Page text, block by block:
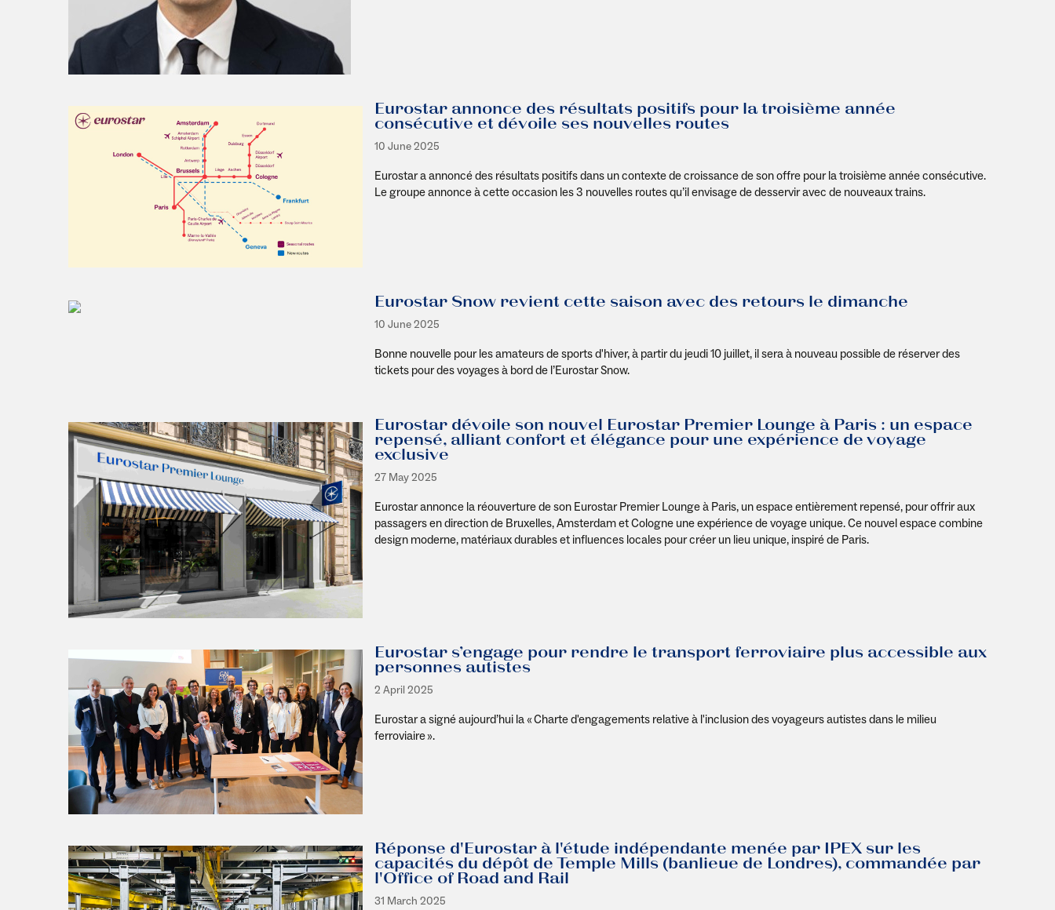
Eurostar annonce des résultats positifs pour la troisième année
consécutive et dévoile ses nouvelles routes
10 June 2025
Eurostar a annoncé des résultats positifs dans un contexte de croissance de son offre pour la troisième année consécutive.
Le groupe annonce à cette occasion les 3 nouvelles routes qu’il envisage de desservir avec de nouveaux trains.
Eurostar Snow revient cette saison avec des retours le dimanche
10 June 2025
Bonne nouvelle pour les amateurs de sports d'hiver, à partir du jeudi 10 juillet, il sera à nouveau possible de réserver des
tickets pour des voyages à bord de l’Eurostar Snow.
Eurostar dévoile son nouvel Eurostar Premier Lounge à Paris : un espace
repensé, alliant confort et élégance pour une expérience de voyage
exclusive
27 May 2025
Eurostar annonce la réouverture de son Eurostar Premier Lounge à Paris, un espace entièrement repensé, pour offrir aux
passagers en direction de Bruxelles, Amsterdam et Cologne une expérience de voyage unique. Ce nouvel espace combine
design moderne, matériaux durables et influences locales pour créer un lieu unique, inspiré de Paris.
Eurostar s’engage pour rendre le transport ferroviaire plus accessible aux
personnes autistes
2 April 2025
Eurostar a signé aujourd’hui la « Charte d'engagements relative à l'inclusion des voyageurs autistes dans le milieu
ferroviaire ».
Réponse d'Eurostar à l'étude indépendante menée par IPEX sur les
capacités du dépôt de Temple Mills (banlieue de Londres), commandée par
l'Office of Road and Rail
31 March 2025